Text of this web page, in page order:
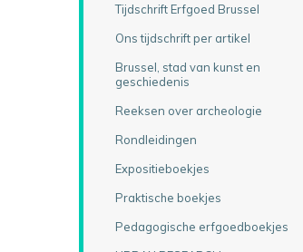
Tijdschrift Erfgoed Brussel
Ons tijdschrift per artikel
Brussel, stad van kunst en
geschiedenis
Reeksen over archeologie
Rondleidingen
Expositieboekjes
Praktische boekjes
Pedagogische erfgoedboekjes